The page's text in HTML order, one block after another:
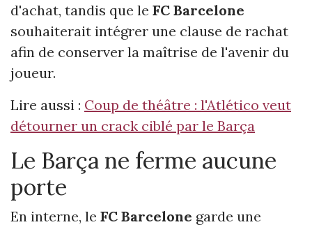
d'achat, tandis que le FC Barcelone
souhaiterait intégrer une clause de rachat
afin de conserver la maîtrise de l'avenir du
joueur.
Lire aussi : Coup de théâtre : l'Atlético veut
détourner un crack ciblé par le Barça
Le Barça ne ferme aucune
porte
En interne, le FC Barcelone garde une